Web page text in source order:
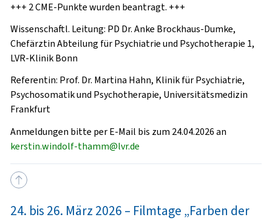
+++ 2 CME-Punkte wurden beantragt. +++
Wissenschaftl. Leitung: PD Dr. Anke Brockhaus-Dumke,
Chefärztin Abteilung für Psychiatrie und Psychotherapie 1,
LVR-Klinik Bonn
Referentin: Prof. Dr. Martina Hahn, Klinik für Psychiatrie,
Psychosomatik und Psychotherapie, Universitätsmedizin
Frankfurt
Anmeldungen bitte per E-Mail bis zum 24.04.2026 an
kerstin.windolf-thamm@lvr.de
24. bis 26. März 2026 – Filmtage „Farben der